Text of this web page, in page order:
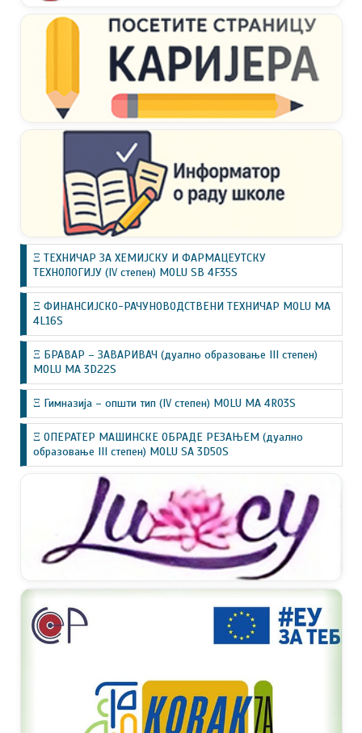
Ξ ТЕХНИЧАР ЗА ХЕМИЈСКУ И ФАРМАЦЕУТСКУ
ТЕХНОЛОГИЈУ (IV степен) MOLU SB 4F35S
Ξ ФИНАНСИЈСКО-РАЧУНОВОДСТВЕНИ ТЕХНИЧАР MOLU MA
4L16S
Ξ БРАВАР – ЗАВАРИВАЧ (дуално образовање III степен)
MOLU MA 3D22S
Ξ Гимназија – општи тип (IV степен) MOLU MA 4R03S
Ξ ОПЕРАТЕР МАШИНСКЕ ОБРАДЕ РЕЗАЊЕМ (дуално
образовање III степен) MOLU SA 3D50S